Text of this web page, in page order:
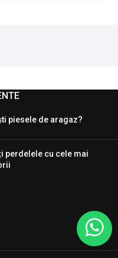
piesele de aragaz?
perdelele cu cele mai